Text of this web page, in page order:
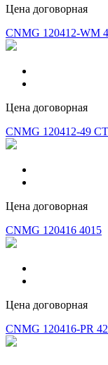
Цена договорная
CNMG 120412-WM
Цена договорная
CNMG 120412-49
Цена договорная
CNMG 120416 4015
Цена договорная
CNMG 120416-PR